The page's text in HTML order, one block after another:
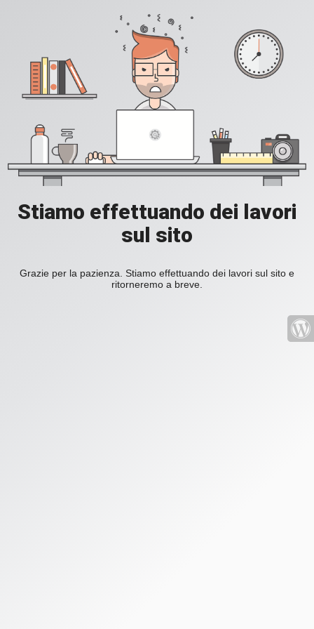
Stiamo effettuando dei lavori
sul sito
Grazie per la pazienza. Stiamo effettuando dei lavori sul sito e
ritorneremo a breve.